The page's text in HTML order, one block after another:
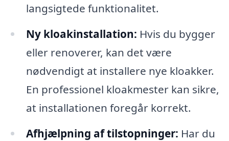
langsigtede funktionalitet.
Ny kloakinstallation: Hvis du bygger
eller renoverer, kan det være
nødvendigt at installere nye kloakker.
En professionel kloakmester kan sikre,
at installationen foregår korrekt.
Afhjælpning af tilstopninger: Har du